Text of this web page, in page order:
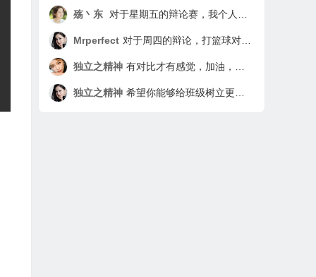
殇丶东 对于星期五的辩论赛，我个人实际上认为是无意义的。因为打篮球的影响是绝对的，不可去除的，有好有坏，要看打球的人本身有没有自制力。对于没有自制力的同学来说打球基本是无节制的，因为打球可以使人身心放松，让学习上的烦恼在打球中驱散。但为了这种快感而无节制的打球是利大于弊的。对于那些有自制力且极强的同学来说，简直就是娱乐项目，做完该做的任务就去打打，从而达到一箭双雕，两全其美。所以这次辩论赛我认为题目的根本就有错误，应该改为“有自制力对于打球有关系吗？” 还有就是我绝对认为我是实验班学生，我先不管谁不承认实验班，反正我就是，我就是要做到实验班该做的比平行班还要强的任务，因为我是实验班的学生。
Mrperfect 对于周四的辩论，打篮球对学习是否有影响，我觉得应该辩的是打篮球对于学习利大于弊还是弊大于利。我个人处于中立，因为这取决于个人。打篮球对学习是利大于弊还是弊大于利要看打篮球的人是怎么打的，如果这个人打篮球与学习时间分配有序，学习时间为主，打篮球为辅，那么就是利大于弊，这样不仅强身健体，学习也会更有精神。如果这个人打篮球没有节制，打篮球时间过多，就连上课都在想篮球，那么就是弊大于利。这样下去不仅学习没状态，对身体也不好，会过度劳累，这对学习与身体都不利。所以打篮球对学习利大于弊还是弊大于利取决于个人。 这次辩论也看出了我们班同学的秩序，在别人辩论时没有倾听的习惯，我们应该牢记：倾听是一种习惯。这次辩论也看出了同学们逻辑思维能力不足，不少同学在乱辩。而李碧馨无疑是这次辩论的亮点，她以一敌众，并且牢牢抓住对自己有利的论点力压群雄，实在是厉害。 实验班，这是我们七年级入校时就有的标签，我们2班入学以来学习成绩就一直领先，但是表现却不及一班，有些同学还向其他差生看齐，渐渐的我们纪律不好，成绩也逐渐被赶上，由原来的各科遥遥领先，到现在只有一部分科目超过其他班。 作为班长，我们同学的表现我都看在眼里，与平行班的同学比起来，我们班大部分同学都在重点班。但是，有少部分同学，向平行班的狐朋狗友看齐。我们不反对大家玩在一起，但希望我们班的同学要做到不同流合污。上课听不懂，那也得听，许多同学现在学习不好是因为以前基础没打好，那么你就更应该少玩，外科下花更多的时间去把以前的漏洞补起来。 我们班的那几位同学，每天上课都迟到，这点实在让我不能理解，你们下课不去上厕所，等到上课铃打了，就结伴去上厕所你不过是少听了2分钟的课，但当你回来时老师说你时你却浪费了40多人的2分钟，你浪费同学的了80多分钟。做这种事的人我非常看不起，就如同你故意跟老师反着干，你是觉得这样非常有面子吗？同学啊，你殊不知你这么做非常丢人。 我们是实验班的孩子，但我们却没有实验班孩子的品质与习惯，难道上课下课时摆一摆桌子，捡一下桌子周围的垃圾有这么难吗？就算不是你丢的垃圾，作为班里的一份子你帮忙捡一下很难吗？ 我们是实验班，我们的同学也是品学兼优的学生，一定是的，一定会是的！ ——802 罗权
独立之精神 有对比才有感觉，加油，相信你一定可以树立更好的榜样作用的
独立之精神 希望你能够给班级树立更积极的形象，加油